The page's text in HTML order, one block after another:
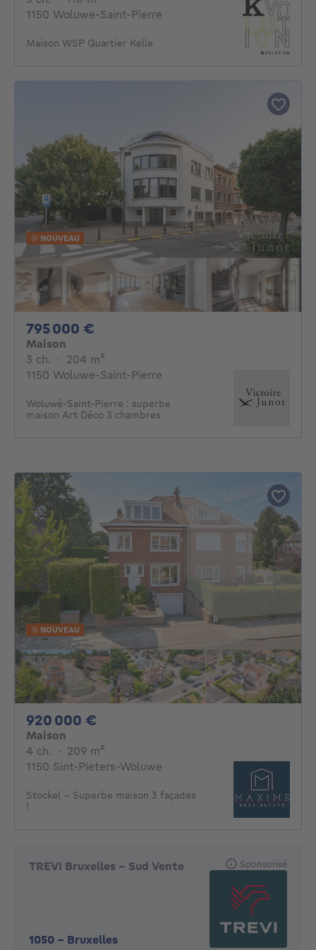
1150 Woluwe-Saint-Pierre
Maison WSP Quartier Kelle
NOUVEAU
795 000 €
Maison
3 ch. 3 chambres
· 204 m²
1150 Woluwe-Saint-Pierre
Woluwé-Saint-Pierre : superbe
maison Art Déco 3 chambres
NOUVEAU
920 000 €
Maison
4 ch. 4 chambres
· 209 m²
1150 Sint-Pieters-Woluwe
Stockel - Superbe maison 3 façades
!
TREVI Bruxelles - Sud Vente
1050 - Bruxelles
Sponsorisé